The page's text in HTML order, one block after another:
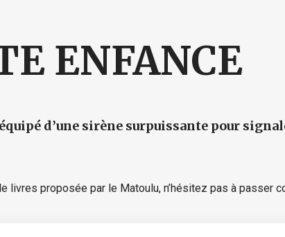
ENFANCE
d’une sirène surpuissante pour
livres proposée par le Matoulu, n’hésitez pas à passer